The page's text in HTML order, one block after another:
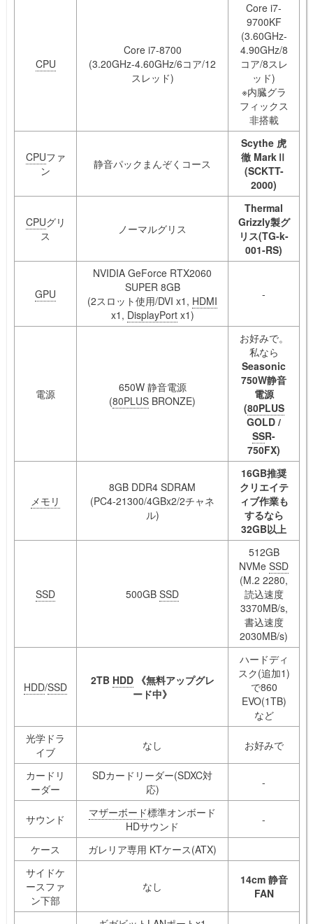
CPU
Core i7-8700
(3.20GHz-4.60GHz/6コア/12
スレッド)
Core i7-
9700KF
(3.60GHz-
4.90GHz/8
コア/8スレ
ッド)
※内臓グラ
フィックス
非搭載
CPUファ
ン
静音パックまんぞくコース
Scythe 虎
徹 MarkⅡ
(SCKTT-
2000)
CPUグリ
ス
ノーマルグリス
Thermal
Grizzly製グ
リス(TG-k-
001-RS)
GPU
NVIDIA GeForce RTX2060
SUPER 8GB
(2スロット使用/DVI x1, HDMI
x1, DisplayPortx1)
-
電源
650W 静音電源
(80PLUS BRONZE)
お好みで。
私なら
Seasonic
750W静音
電源
(80PLUS
GOLD /
SSR-
750FX)
メモリ
8GB DDR4 SDRAM
(PC4-21300/4GBx2/2チャネ
ル)
16GB推奨
クリエイテ
ィブ作業も
するなら
32GB以上
SSD 500GB SSD
512GB
NVMe SSD
(M.2 2280,
読込速度
3370MB/s,
書込速度
2030MB/s)
HDD/SSD 2TB HDD《無料アップグレ
ード中》
ハードディ
スク(追加1)
で860
EVO(1TB)
など
光学ドラ
イブ
なし お好みで
カードリ
ーダー
SDカードリーダー(SDXC対
応)
-
サウンド マザーボード標準オンボード
HDサウンド
-
ケース
ガレリア専用 KTケース(ATX)
サイドケ
ースファ
ン下部
なし
14cm 静音
FAN